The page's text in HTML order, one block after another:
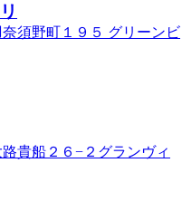
須野町１９５ グリーンビ
貴船２６−２グランヴィ